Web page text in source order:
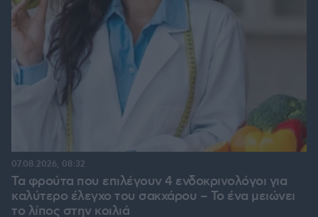
Τα φρούτα που επιλέγουν 4 ενδοκρινολόγοι για
καλύτερο έλεγχο του σακχάρου – Το ένα μειώνει
το λίπος στην κοιλιά
07.08.2026, 08:32